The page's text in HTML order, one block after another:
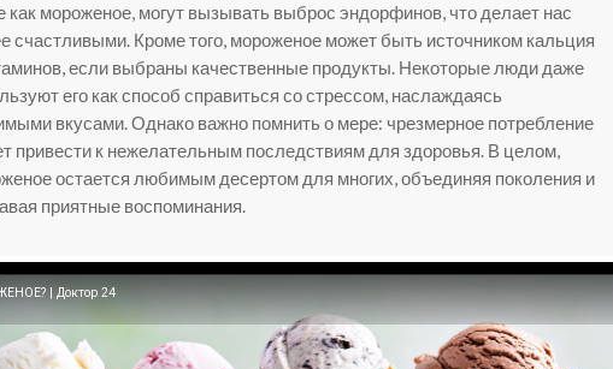
как мороженое, могут вызывать выброс эндорфинов, что делает нас
счастливыми. Кроме того, мороженое может быть источником кальция
если выбраны качественные продукты. Некоторые люди даже
его как способ справиться со стрессом, наслаждаясь
вкусами. Однако важно помнить о мере: чрезмерное потребление
привести к нежелательным последствиям для здоровья. В целом,
остается любимым десертом для многих, объединяя поколения и
приятные воспоминания.
| Доктор 24